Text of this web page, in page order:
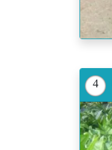
4